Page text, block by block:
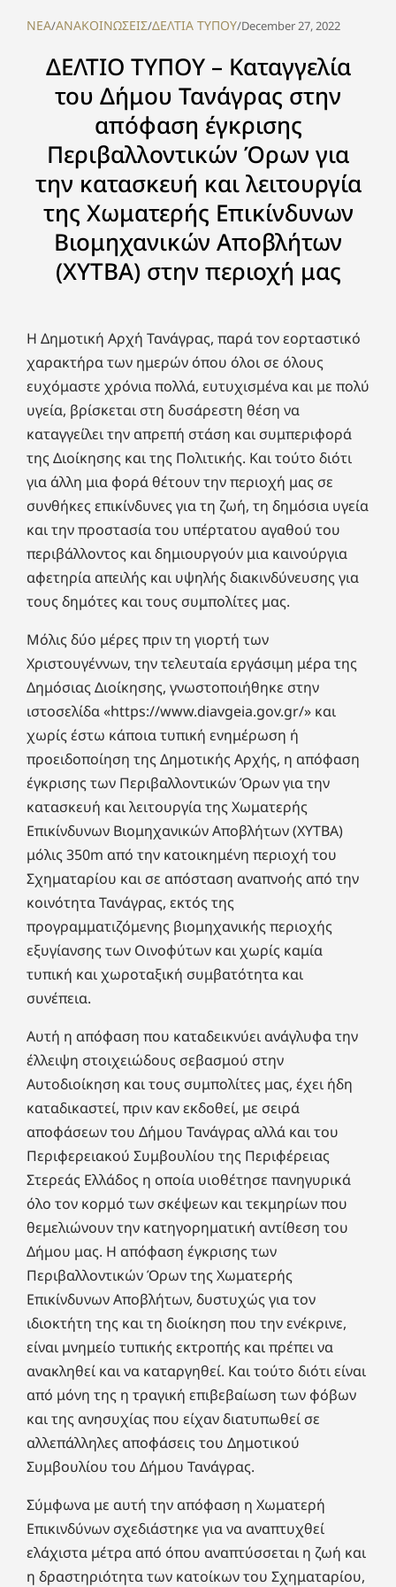
NEA/ΑΝΑΚΟΙΝΩΣΕΙΣ/ΔΕΛΤΙΑ ΤΥΠΟΥ/December 27, 2022
ΔΕΛΤΙΟ ΤΥΠΟΥ – Καταγγελία
του Δήμου Τανάγρας στην
απόφαση έγκρισης
Περιβαλλοντικών Όρων για
την κατασκευή και λειτουργία
της Χωματερής Επικίνδυνων
Βιομηχανικών Αποβλήτων
(ΧΥΤΒΑ) στην περιοχή μας
Η Δημοτική Αρχή Τανάγρας, παρά τον εορταστικό
χαρακτήρα των ημερών όπου όλοι σε όλους
ευχόμαστε χρόνια πολλά, ευτυχισμένα και με πολύ
υγεία, βρίσκεται στη δυσάρεστη θέση να
καταγγείλει την απρεπή στάση και συμπεριφορά
της Διοίκησης και της Πολιτικής. Και τούτο διότι
για άλλη μια φορά θέτουν την περιοχή μας σε
συνθήκες επικίνδυνες για τη ζωή, τη δημόσια υγεία
και την προστασία του υπέρτατου αγαθού του
περιβάλλοντος και δημιουργούν μια καινούργια
αφετηρία απειλής και υψηλής διακινδύνευσης για
τους δημότες και τους συμπολίτες μας.
Μόλις δύο μέρες πριν τη γιορτή των
Χριστουγέννων, την τελευταία εργάσιμη μέρα της
Δημόσιας Διοίκησης, γνωστοποιήθηκε στην
ιστοσελίδα «https://www.diavgeia.gov.gr/» και
χωρίς έστω κάποια τυπική ενημέρωση ή
προειδοποίηση της Δημοτικής Αρχής, η απόφαση
έγκρισης των Περιβαλλοντικών Όρων για την
κατασκευή και λειτουργία της Χωματερής
Επικίνδυνων Βιομηχανικών Αποβλήτων (ΧΥΤΒΑ)
μόλις 350m από την κατοικημένη περιοχή του
Σχηματαρίου και σε απόσταση αναπνοής από την
κοινότητα Τανάγρας, εκτός της
προγραμματιζόμενης βιομηχανικής περιοχής
εξυγίανσης των Οινοφύτων και χωρίς καμία
τυπική και χωροταξική συμβατότητα και
συνέπεια.
Αυτή η απόφαση που καταδεικνύει ανάγλυφα την
έλλειψη στοιχειώδους σεβασμού στην
Αυτοδιοίκηση και τους συμπολίτες μας, έχει ήδη
καταδικαστεί, πριν καν εκδοθεί, με σειρά
αποφάσεων του Δήμου Τανάγρας αλλά και του
Περιφερειακού Συμβουλίου της Περιφέρειας
Στερεάς Ελλάδος η οποία υιοθέτησε πανηγυρικά
όλο τον κορμό των σκέψεων και τεκμηρίων που
θεμελιώνουν την κατηγορηματική αντίθεση του
Δήμου μας. Η απόφαση έγκρισης των
Περιβαλλοντικών Όρων της Χωματερής
Επικίνδυνων Αποβλήτων, δυστυχώς για τον
ιδιοκτήτη της και τη διοίκηση που την ενέκρινε,
είναι μνημείο τυπικής εκτροπής και πρέπει να
ανακληθεί και να καταργηθεί. Και τούτο διότι είναι
από μόνη της η τραγική επιβεβαίωση των φόβων
και της ανησυχίας που είχαν διατυπωθεί σε
αλλεπάλληλες αποφάσεις του Δημοτικού
Συμβουλίου του Δήμου Τανάγρας.
Σύμφωνα με αυτή την απόφαση η Χωματερή
Επικινδύνων σχεδιάστηκε για να αναπτυχθεί
ελάχιστα μέτρα από όπου αναπτύσσεται η ζωή και
η δραστηριότητα των κατοίκων του Σχηματαρίου,